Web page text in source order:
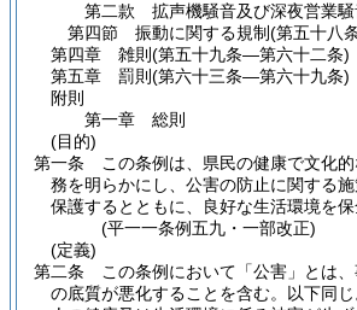
第二款
拡声機騒音及び深夜営業
第四節
振動に関する規制(第五十八
第四章
雑則 (第五十九条―第六十二条)
第五章
罰則 (第六十三条―第六十九条)
附則
第一章
総則
(目的)
第一条
この条例は、県民の健康で文化
務を明らかにし、公害の防止に関する
保護するとともに、良好な生活環境を保
(平一一条例五九・一部改正)
(定義)
第二条
この条例において「公害」とは
の底質が悪化することを含む。以下同